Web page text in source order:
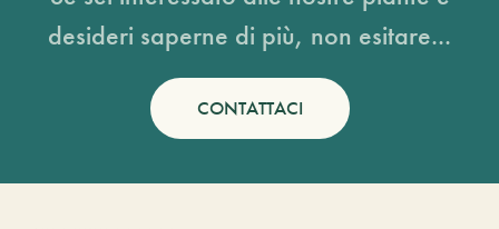
desideri saperne di più, non esitare...
CONTATTACI